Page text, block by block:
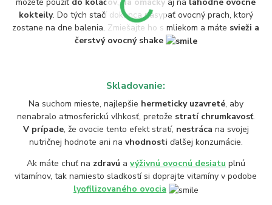
kokteily. Do tých stačí dokonca nasypať ovocný prach, ktorý
zostane na dne balenia. Zmiešajte ho s mliekom a máte svieži a
čerstvý ovocný shake
Skladovanie:
Na suchom mieste, najlepšie hermeticky uzavreté, aby
nenabralo atmosferickú vlhkosť, pretože stratí chrumkavosť.
V prípade, že ovocie tento efekt stratí, nestráca na svojej
nutričnej hodnote ani na vhodnosti ďalšej konzumácie.
Ak máte chuť na zdravú a výživnú ovocnú desiatu plnú
vitamínov, tak namiesto sladkostí si doprajte vitamíny v podobe
lyofilizovaného ovocia